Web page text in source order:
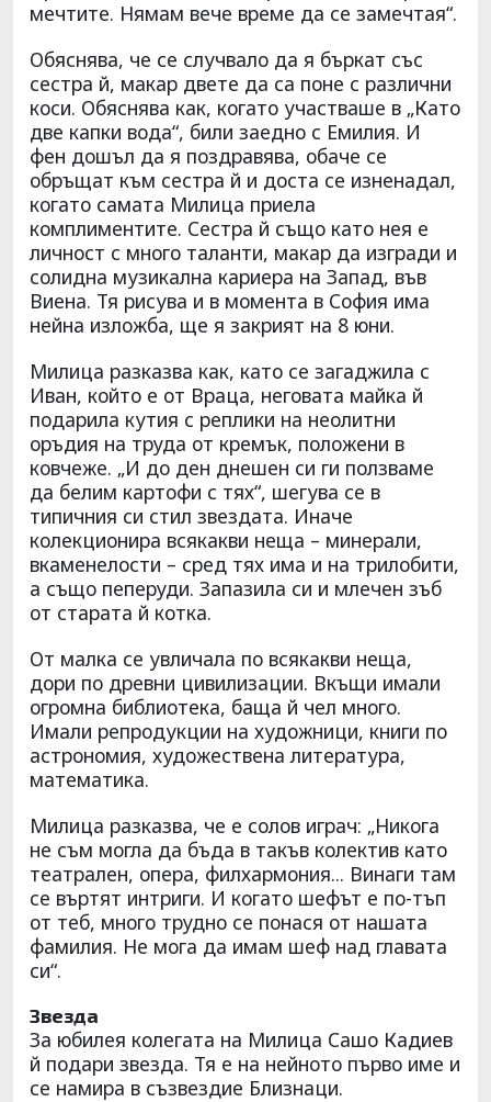
мечтите. Нямам вече време да се замечтая“.
Обяснява, че се случвало да я бъркат със
сестра й, макар двете да са поне с различни
коси. Обяснява как, когато участваше в „Като
две капки вода“, били заедно с Емилия. И
фен дошъл да я поздравява, обаче се
обръщат към сестра й и доста се изненадал,
когато самата Милица приела
комплиментите. Сестра й също като нея е
личност с много таланти, макар да изгради и
солидна музикална кариера на Запад, във
Виена. Тя рисува и в момента в София има
нейна изложба, ще я закрият на 8 юни.
Милица разказва как, като се загаджила с
Иван, който е от Враца, неговата майка й
подарила кутия с реплики на неолитни
оръдия на труда от кремък, положени в
ковчеже. „И до ден днешен си ги ползваме
да белим картофи с тях“, шегува се в
типичния си стил звездата. Иначе
колекционира всякакви неща – минерали,
вкаменелости – сред тях има и на трилобити,
а също пеперуди. Запазила си и млечен зъб
от старата й котка.
От малка се увличала по всякакви неща,
дори по древни цивилизации. Вкъщи имали
огромна библиотека, баща й чел много.
Имали репродукции на художници, книги по
астрономия, художествена литература,
математика.
Милица разказва, че е солов играч: „Никога
не съм могла да бъда в такъв колектив като
театрален, опера, филхармония... Винаги там
се въртят интриги. И когато шефът е по-тъп
от теб, много трудно се понася от нашата
фамилия. Не мога да имам шеф над главата
си“.
Звезда
За юбилея колегата на Милица Сашо Кадиев
й подари звезда. Тя е на нейното първо име и
се намира в съзвездие Близнаци.